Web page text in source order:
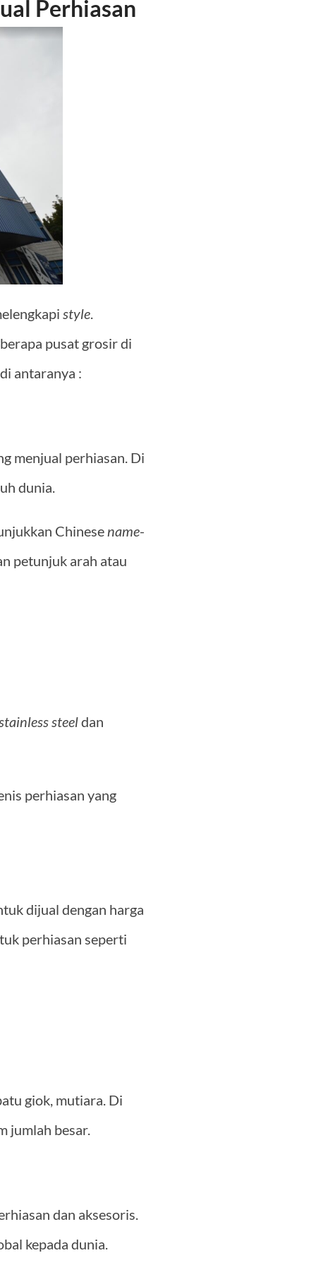
Perhiasan
style.
pusat grosir di
antaranya :
menjual perhiasan. Di
dunia.
Chinese name-
petunjuk arah atau
steeldan
perhiasan yang
dijual dengan harga
perhiasan seperti
giok, mutiara. Di
jumlah besar.
dan aksesoris.
kepada dunia.